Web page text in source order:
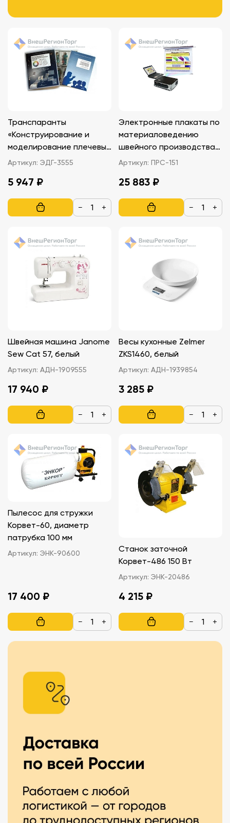
Транспаранты
«Конструирование и
моделирование плечевых
изделий» ЭДГ-3555
Артикул: ЭДГ-3555
5 947 ₽
− +
Электронные плакаты по
материаловедению
швейного производства
(диск)
Артикул: ПРС-151
25 883 ₽
− +
Швейная машина Janome
Sew Cat 57, белый
Артикул: АДН-1909555
17 940 ₽
− +
Весы кухонные Zelmer
ZKS1460, белый
Артикул: АДН-1939854
3 285 ₽
− +
Пылесос для стружки
Корвет-60, диаметр
патрубка 100 мм
Артикул: ЭНК-90600
17 400 ₽
− +
Станок заточной
Корвет-486 150 Вт
Артикул: ЭНК-20486
4 215 ₽
− +